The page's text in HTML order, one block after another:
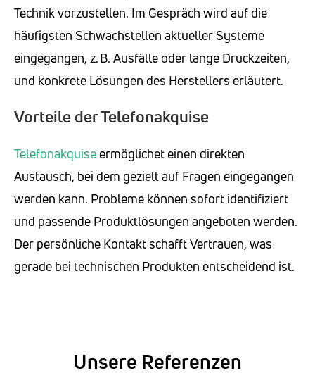
Technik vorzustellen. Im Gespräch wird auf die
häufigsten Schwachstellen aktueller Systeme
eingegangen, z. B. Ausfälle oder lange Druckzeiten,
und konkrete Lösungen des Herstellers erläutert.
Vorteile der Telefonakquise
Telefonakquise ermöglichet einen direkten
Austausch, bei dem gezielt auf Fragen eingegangen
werden kann. Probleme können sofort identifiziert
und passende Produktlösungen angeboten werden.
Der persönliche Kontakt schafft Vertrauen, was
gerade bei technischen Produkten entscheidend ist.
Unsere Referenzen